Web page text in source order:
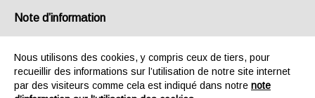
Note d’information
Nous utilisons des cookies, y compris ceux de tiers, pour
recueillir des informations sur l’utilisation de notre site internet
par des visiteurs comme cela est indiqué dans notre note